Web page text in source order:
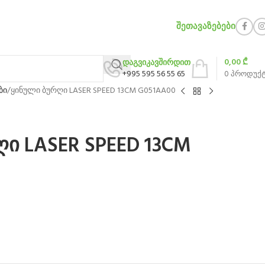
ᲨᲔᲗᲐᲕᲐᲖᲔᲑᲔᲑᲘ
დაგვიკავშირდით
+995 595 56 55 65
0
0,00₾
ყინული ბურღი LASER SPEED 13CM G051AA00
SPEED 13CM